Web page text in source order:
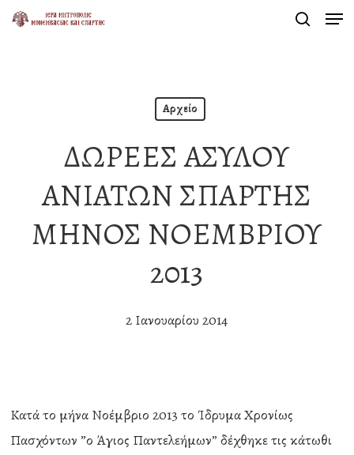
Skip
Αρχείο
ΔΩΡΕΕΣ ΑΣΥΛΟΥ
ΑΝΙΑΤΩΝ ΣΠΑΡΤΗΣ
ΜΗΝΟΣ ΝΟΕΜΒΡΙΟΥ
2013
2 Ιανουαρίου 2014
Κατά το μήνα Νοέμβριο 2013 το Ίδρυμα Χρονίως
Πασχόντων ”ο Άγιος Παντελεήμων” δέχθηκε τις κάτωθι